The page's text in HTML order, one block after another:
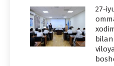
27-
bilan